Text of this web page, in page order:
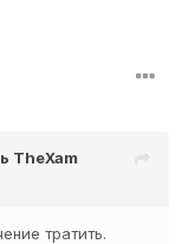
TheXam
тратить.